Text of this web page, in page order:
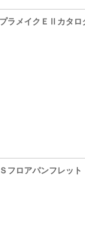
プラメイクＥⅡカタロ
Ｓフロアパンフレット